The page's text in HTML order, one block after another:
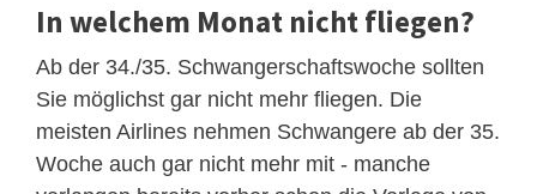
In welchem Monat nicht fliegen?
Ab der 34./35. Schwangerschaftswoche sollten
Sie möglichst gar nicht mehr fliegen. Die
meisten Airlines nehmen Schwangere ab der 35.
Woche auch gar nicht mehr mit - manche